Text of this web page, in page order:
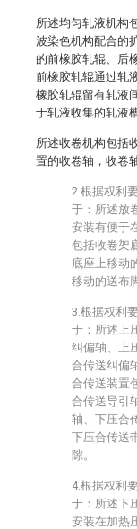
所述均匀轧液机构
波染色机构配合的
的前橡胶轧辊、后
前橡胶轧辊通过轧
橡胶轧辊留有轧液
于轧液收集的轧液
所述收卷机构包括
置的收卷轴，收卷
2.根据权利
于：所述放
安装有便于
包括收卷架
底座上移动
移动的送布
3.根据权利
于：所述上
纠偏轴、上
合传送纠偏
合传送装置
合传送导引
轴、下压合
下压合传送
隙。
4.根据权利
于：所述下
安装在加热